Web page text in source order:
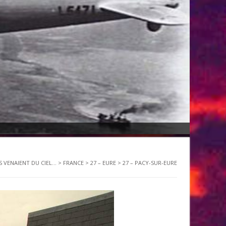
VENAIENT DU CIEL... > FRANCE > 27 – EURE > 27 – PACY-SUR-EURE